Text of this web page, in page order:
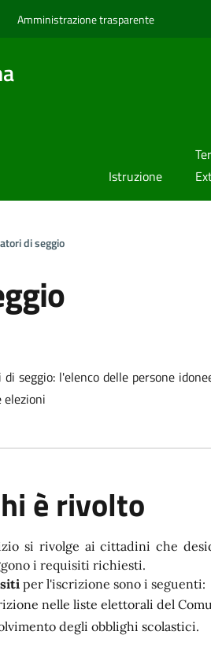
Amministrazione trasparente
Istruzione
di seggio
seggio: l'elenco delle persone
elezioni
è rivolto
si rivolge ai cittadini che
i requisiti richiesti.
per l'iscrizione sono i seguenti:
nelle liste elettorali del
degli obblighi scolastici.